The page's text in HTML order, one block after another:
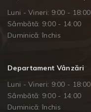
Luni - Vineri: 9:00 - 18:00
Sâmbătă: 9:00 - 14:00
Duminică: închis
Departament Vânzări
Luni - Vineri: 9:00 - 18:00
Sâmbătă: 9:00 - 14:00
Duminică: închis